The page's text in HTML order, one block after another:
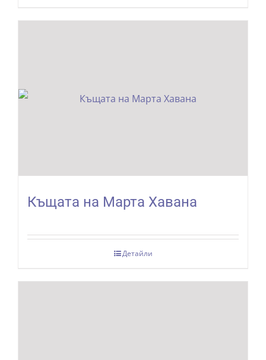
Къщата на Марта Хавана
Детайли